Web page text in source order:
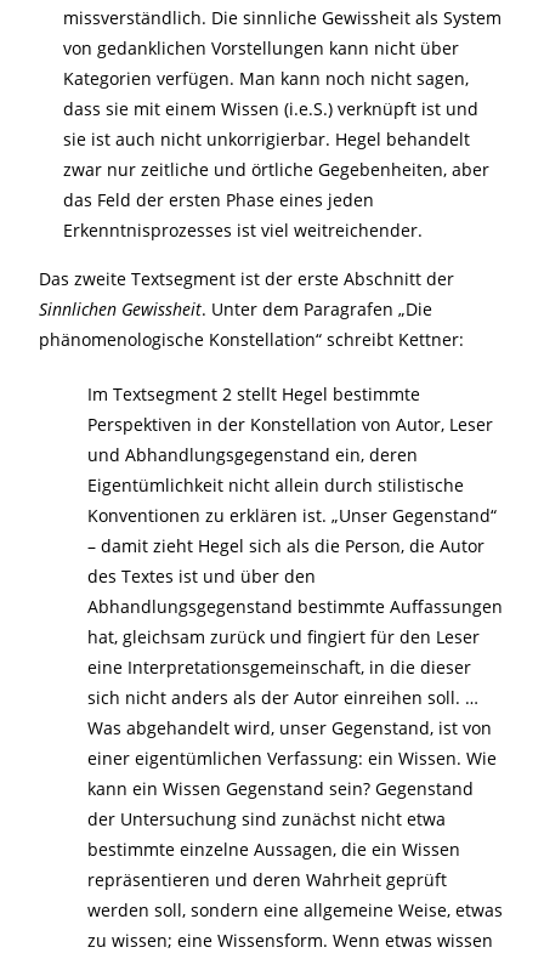
missverständlich. Die sinnliche Gewissheit als System
von gedanklichen Vorstellungen kann nicht über
Kategorien verfügen. Man kann noch nicht sagen,
dass sie mit einem Wissen (i.e.S.) verknüpft ist und
sie ist auch nicht unkorrigierbar. Hegel behandelt
zwar nur zeitliche und örtliche Gegebenheiten, aber
das Feld der ersten Phase eines jeden
Erkenntnisprozesses ist viel weitreichender.
Das zweite Textsegment ist der erste Abschnitt der
Sinnlichen Gewissheit. Unter dem Paragrafen „Die
phänomenologische Konstellation“ schreibt Kettner:
Im Textsegment 2 stellt Hegel bestimmte
Perspektiven in der Konstellation von Autor, Leser
und Abhandlungsgegenstand ein, deren
Eigentümlichkeit nicht allein durch stilistische
Konventionen zu erklären ist. „Unser Gegenstand“
– damit zieht Hegel sich als die Person, die Autor
des Textes ist und über den
Abhandlungsgegenstand bestimmte Auffassungen
hat, gleichsam zurück und fingiert für den Leser
eine Interpretationsgemeinschaft, in die dieser
sich nicht anders als der Autor einreihen soll. …
Was abgehandelt wird, unser Gegenstand, ist von
einer eigentümlichen Verfassung: ein Wissen. Wie
kann ein Wissen Gegenstand sein? Gegenstand
der Untersuchung sind zunächst nicht etwa
bestimmte einzelne Aussagen, die ein Wissen
repräsentieren und deren Wahrheit geprüft
werden soll, sondern eine allgemeine Weise, etwas
zu wissen; eine Wissensform. Wenn etwas wissen